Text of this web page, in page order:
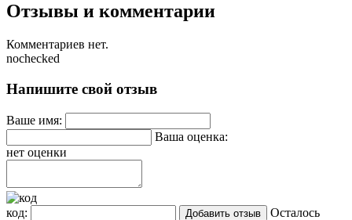
Отзывы и комментарии
Комментариев нет.
nochecked
Напишите свой отзыв
Ваше имя:
Ваша оценка:
нет оценки
код:
Осталось